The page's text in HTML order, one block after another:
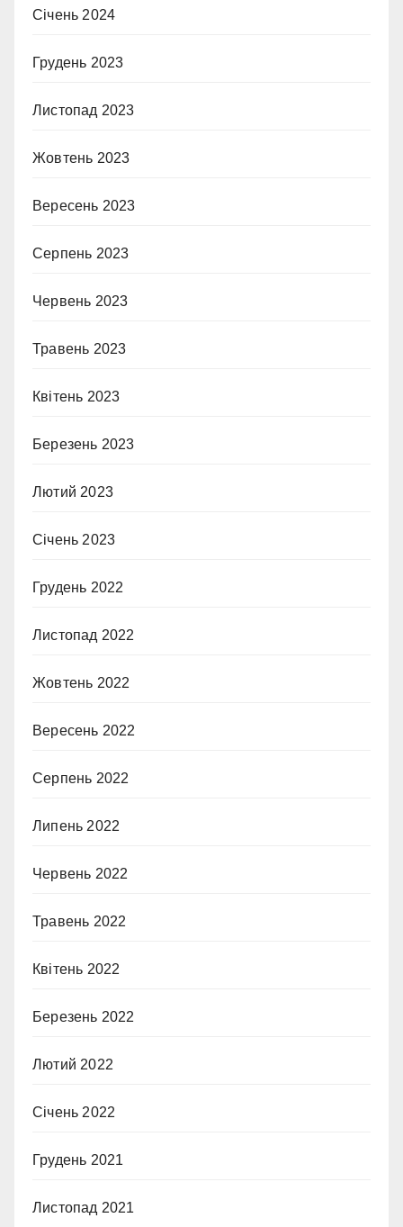
Січень 2024
Грудень 2023
Листопад 2023
Жовтень 2023
Вересень 2023
Серпень 2023
Червень 2023
Травень 2023
Квітень 2023
Березень 2023
Лютий 2023
Січень 2023
Грудень 2022
Листопад 2022
Жовтень 2022
Вересень 2022
Серпень 2022
Липень 2022
Червень 2022
Травень 2022
Квітень 2022
Березень 2022
Лютий 2022
Січень 2022
Грудень 2021
Листопад 2021